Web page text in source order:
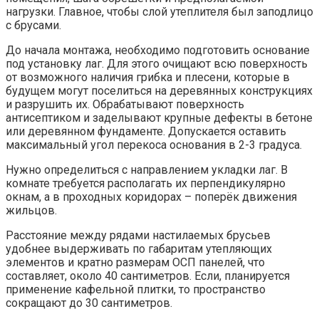
нагрузки. Главное, чтобы слой утеплителя был заподлицо
с брусами.
До начала монтажа, необходимо подготовить основание
под установку лаг. Для этого очищают всю поверхность
от возможного наличия грибка и плесени, которые в
будущем могут поселиться на деревянных конструкциях
и разрушить их. Обрабатывают поверхность
антисептиком и заделывают крупные дефекты в бетоне
или деревянном фундаменте. Допускается оставить
максимальный угол перекоса основания в 2-3 градуса.
Нужно определиться с направлением укладки лаг. В
комнате требуется располагать их перпендикулярно
окнам, а в проходных коридорах – поперёк движения
жильцов.
Расстояние между рядами настилаемых брусьев
удобнее выдерживать по габаритам утепляющих
элементов и кратно размерам ОСП панелей, что
составляет, около 40 сантиметров. Если, планируется
применение кафельной плитки, то пространство
сокращают до 30 сантиметров.